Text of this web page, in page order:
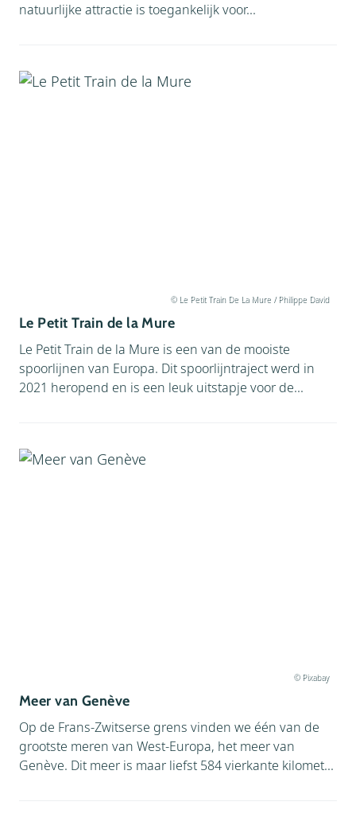
natuurlijke attractie is toegankelijk voor...
© Le Petit Train De La Mure / Philippe David
Le Petit Train de la Mure
Le Petit Train de la Mure is een van de mooiste
spoorlijnen van Europa. Dit spoorlijntraject werd in
2021 heropend en is een leuk uitstapje voor de...
© Pixabay
Meer van Genève
Op de Frans-Zwitserse grens vinden we één van de
grootste meren van West-Europa, het meer van
Genève. Dit meer is maar liefst 584 vierkante kilomet...